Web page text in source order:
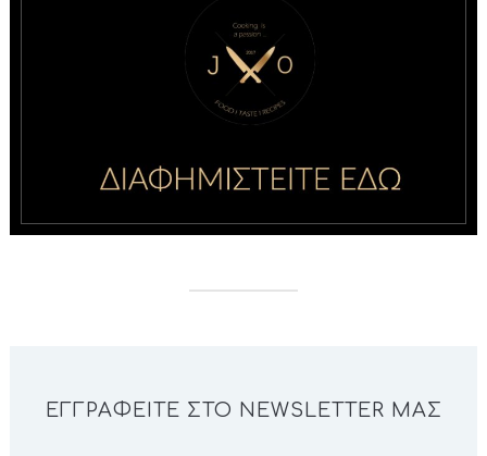
ΕΓΓΡΑΦΕΊΤΕ ΣΤΟ NEWSLETTER ΜΑΣ